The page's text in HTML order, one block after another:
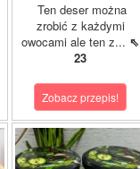
Ten deser można
zrobić z każdymi
owocami ale ten z... ⇖
23
Zobacz przepis!